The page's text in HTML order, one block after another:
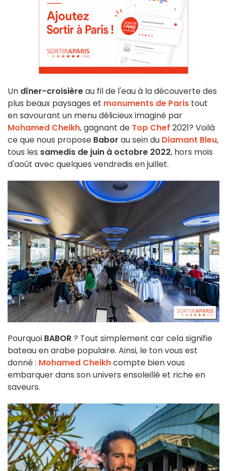
Un dîner-croisièreau fil de l'eau à la découverte des
plus beaux paysages et monuments de Paris tout
en savourant un menu délicieux imaginé par
Mohamed Cheikh, gagnant de Top Chef 2021? Voilà
ce que nous propose Babor au sein du Diamant Bleu,
tous les samedis de juin à octobre 2022, hors mois
d'août avec quelques vendredis en juillet.
Pourquoi BABOR? Tout simplement car cela signifie
bateau en arabe populaire. Ainsi, le ton vous est
donné : Mohamed Cheikhcompte bien vous
embarquer dans son univers ensoleillé et riche en
saveurs.